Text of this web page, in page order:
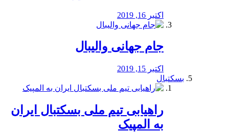
اکتبر 16, 2019
جام جهانی والیبال
اکتبر 15, 2019
بسکتبال
راهیابی تیم ملی بسکتبال ایران
به المپیک